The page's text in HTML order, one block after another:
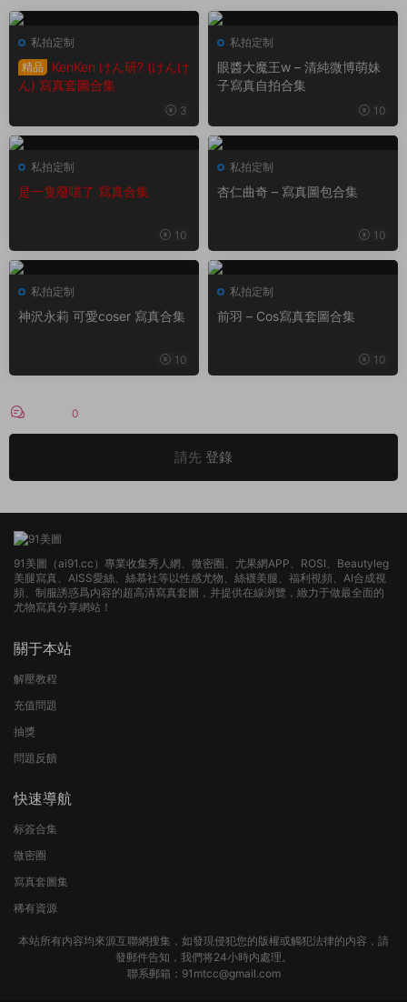
ん) 寫真套圖合集
子寫真自拍合集
私拍定制
神沢永莉 可愛coser 寫真合集
評論
請先登錄